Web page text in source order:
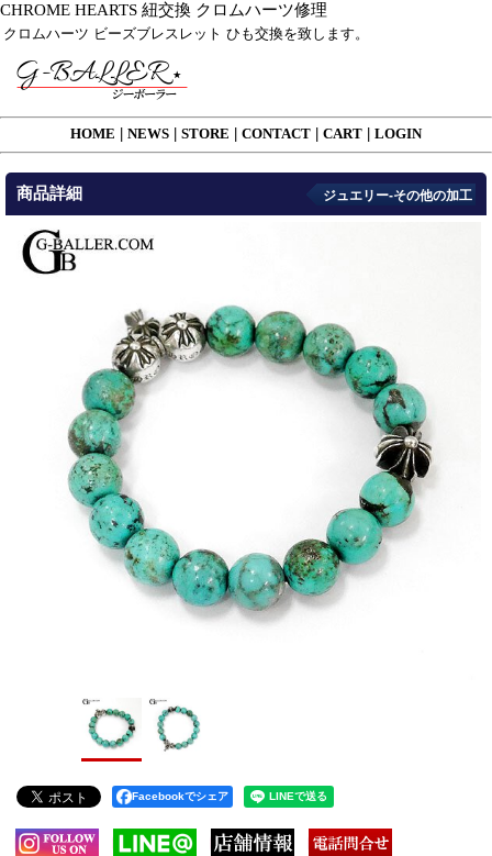
CHROME HEARTS 紐交換 クロムハーツ修理
クロムハーツ ビーズブレスレット ひも交換を致します。
HOME NEWS STORE CONTACT CART LOGIN
商品詳細 ジュエリー-その他の加工
Facebookでシェア